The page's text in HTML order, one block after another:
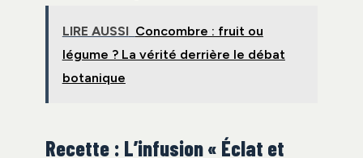
LIRE AUSSI Concombre : fruit ou
légume ? La vérité derrière le débat
botanique
Recette : L’infusion « Éclat et